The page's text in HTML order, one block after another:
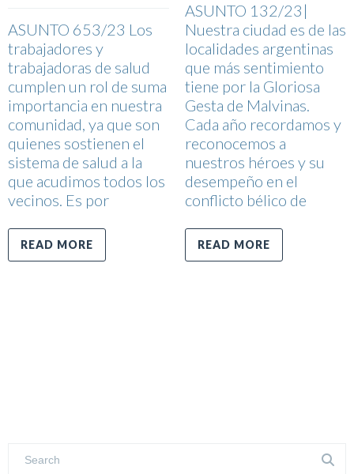
ASUNTO 653/23 Los
trabajadores y
trabajadoras de salud
cumplen un rol de suma
importancia en nuestra
comunidad, ya que son
quienes sostienen el
sistema de salud a la
que acudimos todos los
vecinos. Es por
READ MORE
ASUNTO 132/23|
Nuestra ciudad es de las
localidades argentinas
que más sentimiento
tiene por la Gloriosa
Gesta de Malvinas.
Cada año recordamos y
reconocemos a
nuestros héroes y su
desempeño en el
conflicto bélico de
READ MORE